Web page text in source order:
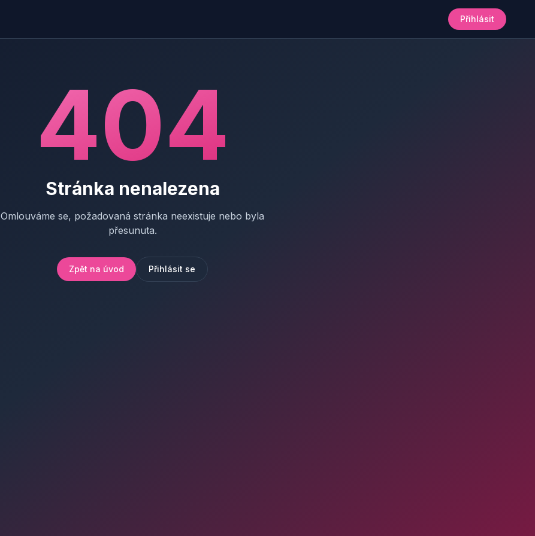
Přihlásit
404
Stránka nenalezena
Omlouváme se, požadovaná stránka neexistuje nebo byla
přesunuta.
Zpět na úvod Přihlásit se